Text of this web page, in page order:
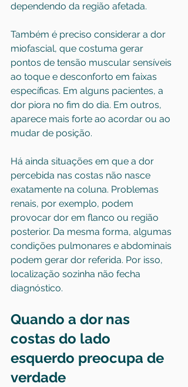
dependendo da região afetada.
Também é preciso considerar a dor
miofascial, que costuma gerar
pontos de tensão muscular sensíveis
ao toque e desconforto em faixas
específicas. Em alguns pacientes, a
dor piora no fim do dia. Em outros,
aparece mais forte ao acordar ou ao
mudar de posição.
Há ainda situações em que a dor
percebida nas costas não nasce
exatamente na coluna. Problemas
renais, por exemplo, podem
provocar dor em flanco ou região
posterior. Da mesma forma, algumas
condições pulmonares e abdominais
podem gerar dor referida. Por isso,
localização sozinha não fecha
diagnóstico.
Quando a dor nas
costas do lado
esquerdo preocupa de
verdade